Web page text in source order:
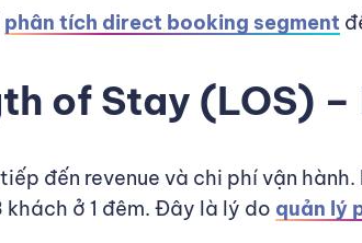
phân tích direct booking segment
of Stay (LOS)
đến revenue và chi phí vận
ở 1 đêm. Đây là lý do quản lý